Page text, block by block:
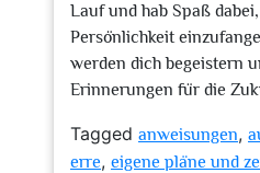
Lauf und hab Spaß
Persönlichkeit
werden dich begeistern
Erinnerungen für die
Tagged anweisungen,
erre, eigene pläne und